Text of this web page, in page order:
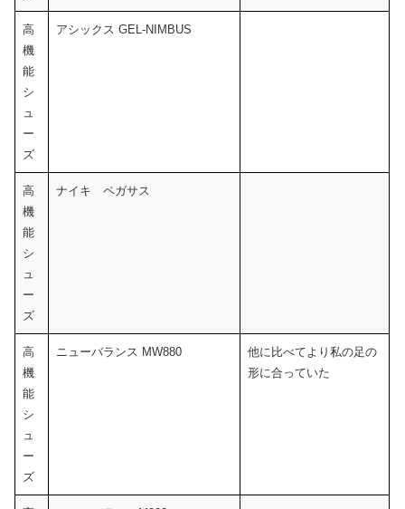
高
機
能
シ
ュ
ー
ズ
アシックス GEL-NIMBUS
高
機
能
シ
ュ
ー
ズ
ナイキ ペガサス
高
機
能
シ
ュ
ー
ズ
ニューバランス MW880
他に比べてより私の足の
形に合っていた